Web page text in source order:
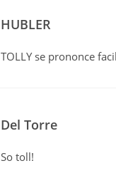
HUBLER
TOLLY se prononce
Del Torre
So toll!